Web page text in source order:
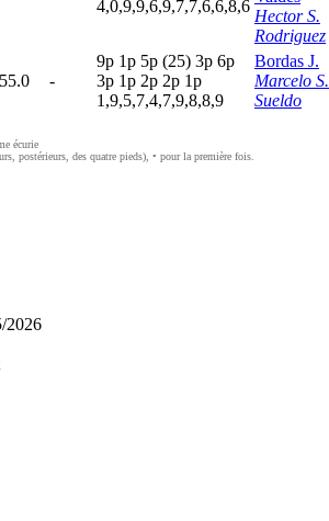
4,0,9,9,6,9,7,7,6,6,8,6
Hector S.
Rodriguez
55.0 -
9p 1p 5p (25) 3p 6p
3p 1p 2p 2p 1p
1,9,5,7,4,7,9,8,8,9
Bordas J.
Marcelo S.
Sueldo
écurie
postérieurs, des quatre pieds), • pour la première fois.
2026